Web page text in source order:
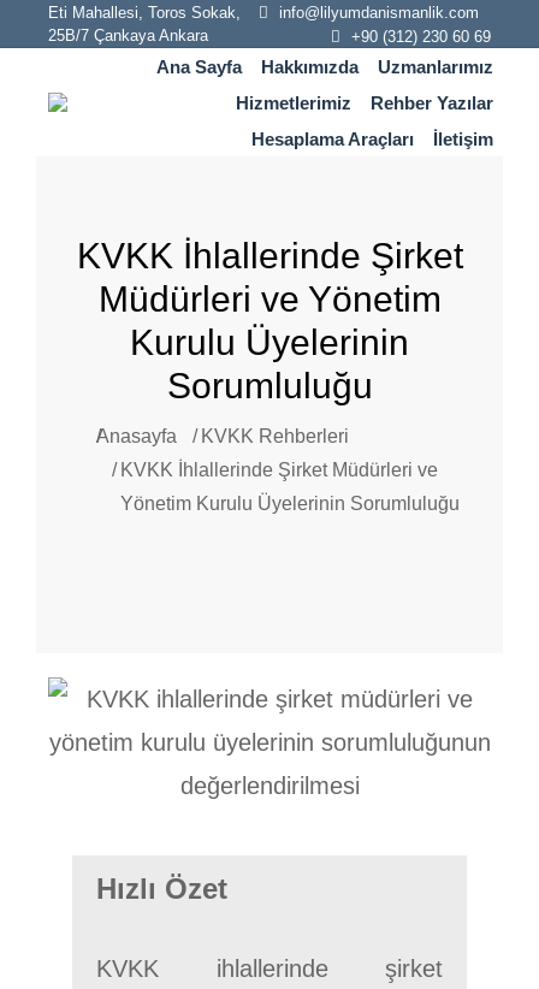
Eti Mahallesi, Toros Sokak,
25B/7 Çankaya Ankara
info@lilyumdanismanlik.com
+90 (312) 230 60 69
Ana Sayfa Hakkımızda
Uzmanlarımız
Hizmetlerimiz
Rehber Yazılar
Hesaplama Araçları
İletişim
KVKK İhlallerinde Şirket
Müdürleri ve Yönetim
Kurulu Üyelerinin
Sorumluluğu
You are here:
Anasayfa
KVKK Rehberleri
KVKK İhlallerinde Şirket Müdürleri ve
Yönetim Kurulu Üyelerinin Sorumluluğu
Hızlı Özet
KVKK ihlallerinde şirket